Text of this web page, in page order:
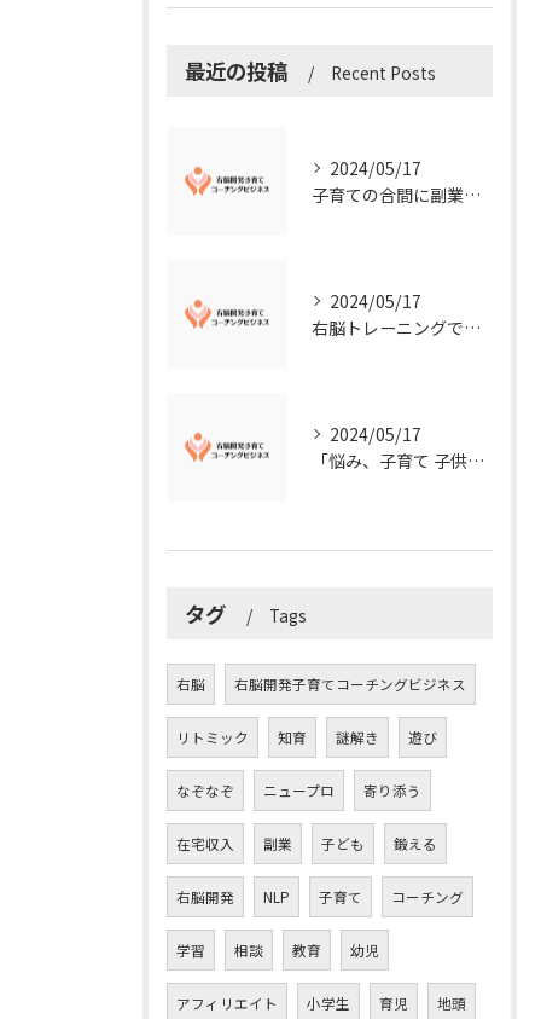
最近の投稿 Recent Posts
2024/05/17
子育ての合間に副業コーチングで収入アップ！右脳開発子育てコーチングビジネスの可能性とは？
2024/05/17
右脳トレーニングで視覚的センスを磨こう！
2024/05/17
「悩み、子育て 子供の発達」を解決する右脳開発子育てコーチングビジネス業界の魅力とは？
タグ Tags
右脳 右脳開発子育てコーチングビジネス
リトミック 知育 謎解き 遊び
なぞなぞ ニュープロ 寄り添う
在宅収入 副業 子ども 鍛える
右脳開発 NLP 子育て コーチング
学習 相談 教育 幼児
アフィリエイト 小学生 育児 地頭